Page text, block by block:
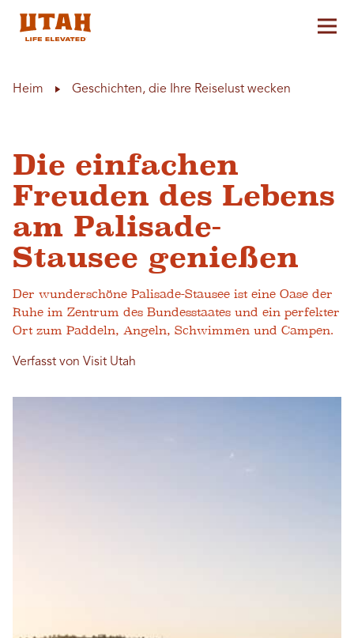
Heim Geschichten, die Ihre Reiselust wecken
Die einfachen
Freuden des Lebens
am Palisade-
Stausee genießen
Der wunderschöne Palisade-Stausee ist eine Oase der
Ruhe im Zentrum des Bundesstaates und ein perfekter
Ort zum Paddeln, Angeln, Schwimmen und Campen.
Verfasst von Visit Utah